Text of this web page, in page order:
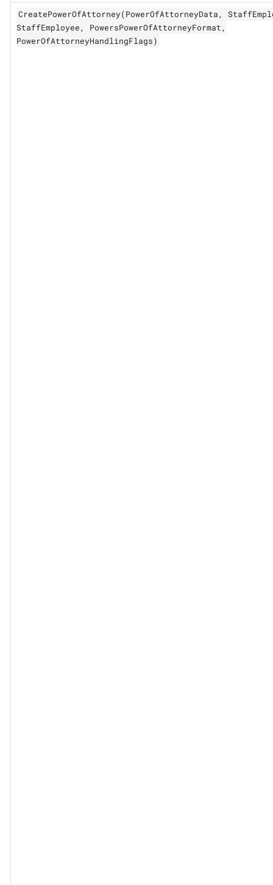
CreatePowerOfAttorney(PowerOfAttorneyData,
StaffEmployee, PowersPowerOfAttorneyFormat,
PowerOfAttorneyHandlingFlags)